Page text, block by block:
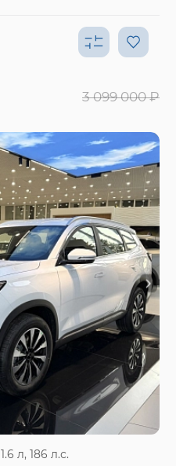
1.6 л, 186 л.с.
3 099 000 ₽